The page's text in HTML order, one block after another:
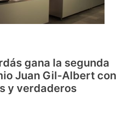
gana la segunda
Juan Gil-Albert con
y verdaderos